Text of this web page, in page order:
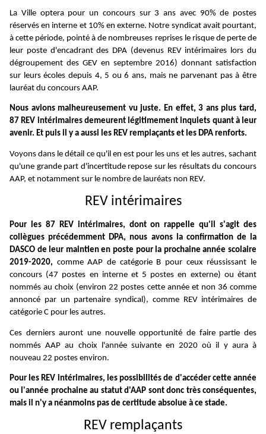
La Ville optera pour un concours sur 3 ans avec 90% de postes
réservés en interne et 10% en externe. Notre syndicat avait pourtant,
à cette période, pointé à de nombreuses reprises le risque de perte de
leur poste d'encadrant des DPA (devenus REV intérimaires lors du
dégroupement des GEV en septembre 2016) donnant satisfaction
sur leurs écoles depuis 4, 5 ou 6 ans, mais ne parvenant pas à être
lauréat du concours AAP.
Nous avions malheureusement vu juste. En effet, 3 ans plus tard,
87 REV intérimaires demeurent légitimement inquiets quant à leur
avenir. Et puis il y a aussi les REV remplaçants et les DPA renforts.
Voyons dans le détail ce qu'il en est pour les uns et les autres, sachant
qu'une grande part d'incertitude repose sur les résultats du concours
AAP, et notamment sur le nombre de lauréats non REV.
REV intérimaires
Pour les 87 REV intérimaires, dont on rappelle qu'il s'agit des
collègues précédemment DPA, nous avons la confirmation de la
DASCO de leur maintien en poste pour la prochaine année scolaire
2019-2020, comme AAP de catégorie B pour ceux réussissant le
concours (47 postes en interne et 5 postes en externe) ou étant
nommés au choix (environ 22 postes cette année et non 36 comme
annoncé par un partenaire syndical), comme REV intérimaires de
catégorie C pour les autres.
Ces derniers auront une nouvelle opportunité de faire partie des
nommés AAP au choix l'année suivante en 2020 où il y aura à
nouveau 22 postes environ.
Pour les REV intérimaires, les possibilités de d'accéder cette année
ou l'année prochaine au statut d'AAP sont donc très conséquentes,
mais il n'y a néanmoins pas de certitude absolue à ce stade.
REV remplaçants